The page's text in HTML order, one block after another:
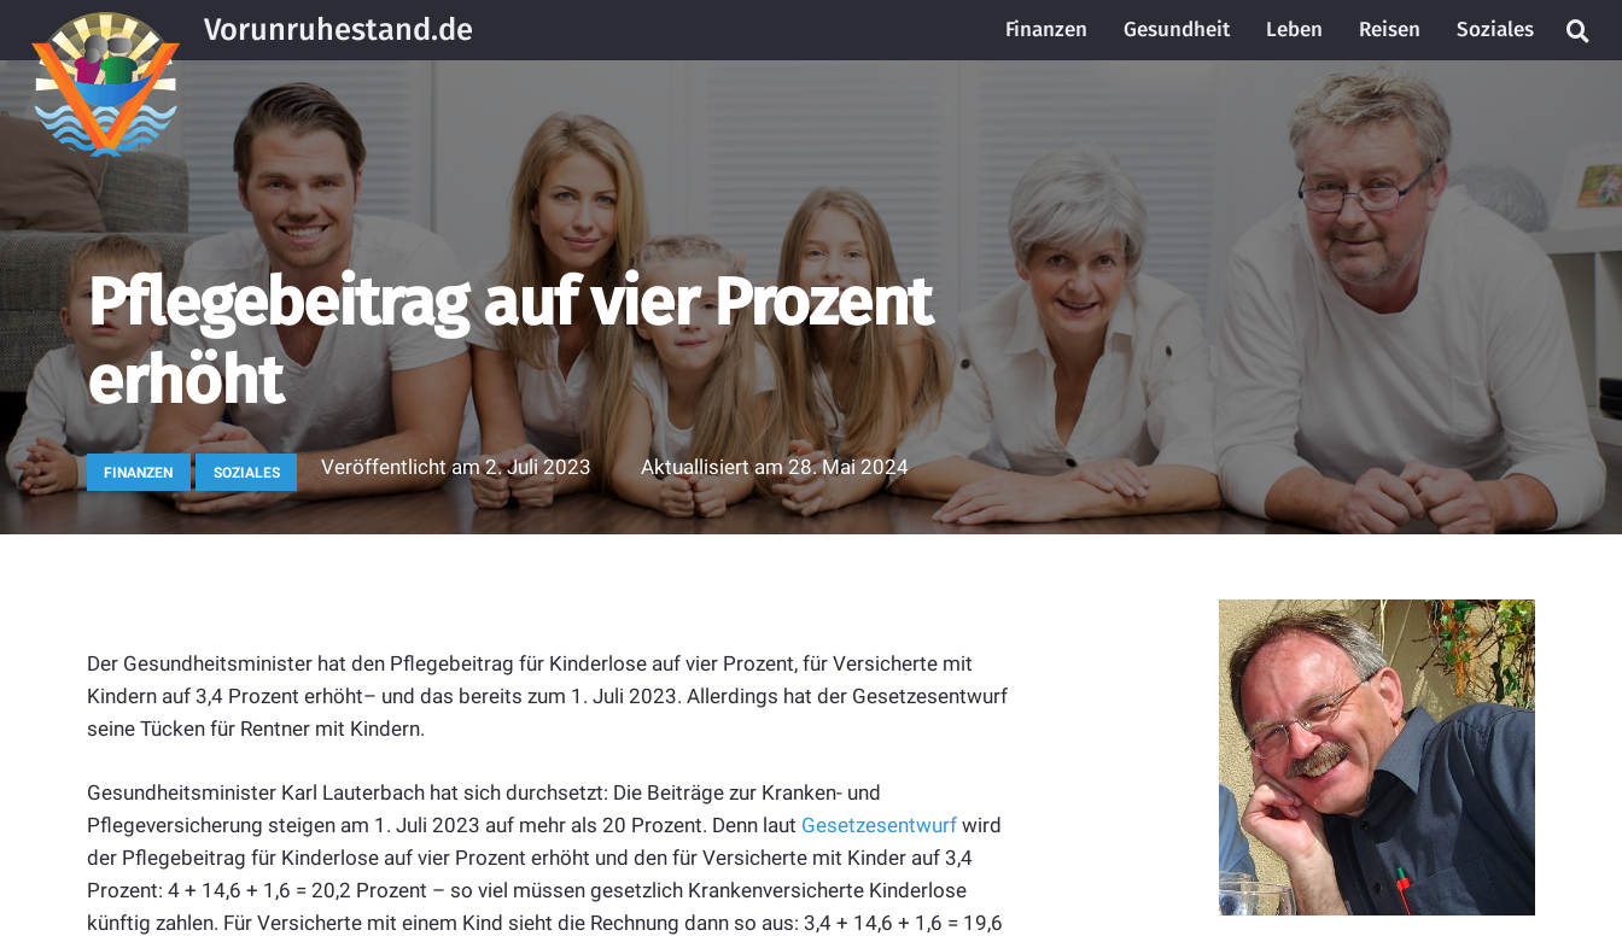
Vorunruhestand.de Finanzen Gesundheit Leben Reisen Soziales
Pflegebeitrag auf vier Prozent
erhöht
FINANZEN SOZIALES Veröffentlicht am2. Juli 2023 Aktuallisiert am28. Mai 2024
Der Gesundheitsminister hat den Pflegebeitrag für Kinderlose auf vier Prozent, für Versicherte mit
Kindern auf 3,4 Prozent erhöht– und das bereits zum 1. Juli 2023. Allerdings hat der Gesetzesentwurf
seine Tücken für Rentner mit Kindern.
Gesundheitsminister Karl Lauterbach hat sich durchsetzt: Die Beiträge zur Kranken- und
Pflegeversicherung steigen am 1. Juli 2023 auf mehr als 20 Prozent. Denn laut Gesetzesentwurf wird
der Pflegebeitrag für Kinderlose auf vier Prozent erhöht und den für Versicherte mit Kinder auf 3,4
Prozent: 4 + 14,6 + 1,6 = 20,2 Prozent – so viel müssen gesetzlich Krankenversicherte Kinderlose
künftig zahlen. Für Versicherte mit einem Kind sieht die Rechnung dann so aus: 3,4 + 14,6 + 1,6 = 19,6